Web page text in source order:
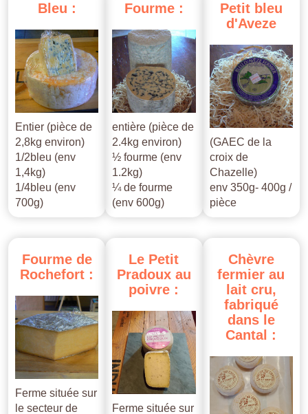
Bleu :
Entier (pièce de
2,8kg environ)
1/2bleu (env
1,4kg)
1/4bleu (env
700g)
Fourme :
entière (pièce de
2.4kg environ)
½ fourme (env
1.2kg)
¼ de fourme
(env 600g)
Petit bleu
d'Aveze
(GAEC de la
croix de
Chazelle)
env 350g- 400g /
pièce
Fourme de
Rochefort :
Ferme située sur
le secteur de
Le Petit
Pradoux au
poivre :
Ferme située sur
Chèvre
fermier au
lait cru,
fabriqué
dans le
Cantal :